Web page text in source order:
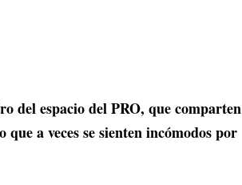
del espacio del PRO, que comparten
a veces se sienten incómodos por